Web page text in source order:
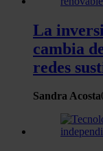
La
cambia
redes
Sandra Acosta